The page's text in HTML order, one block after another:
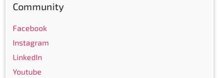
Community
Facebook
Instagram
LinkedIn
Youtube